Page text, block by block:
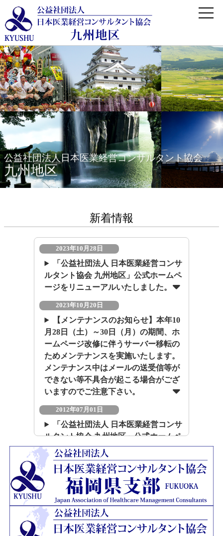
公益社団法人日本医業経営コンサルタント協会
九州地区
新着情報
2023年10月28日
「公益社団法人 日本医業経営コンサ
ルタント協会 九州地区」公式ホームペ
ージをリニューアルいたしました。
2023年10月20日
【メンテナンスのお知らせ】本年10
月28日（土）～30日（月）の期間、ホ
ームページ改修に伴うサーバー移転の
ためメンテナンスを実施いたします。
メンテナンス中はメールの送受信等が
できない等不具合が起こる場合がござ
いますのでご注意下さい。
2012年07月01日
「公益社団法人 日本医業経営コンサ
ルタント協会 九州地区」公式ホームペ
ージを開設いたしました。